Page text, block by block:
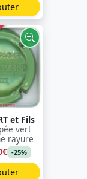
et Fils
vert
rayure
-25%